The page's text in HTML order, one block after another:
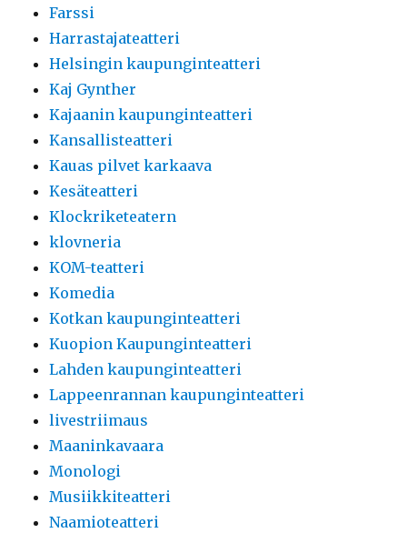
Farssi
Harrastajateatteri
Helsingin kaupunginteatteri
Kaj Gynther
Kajaanin kaupunginteatteri
Kansallisteatteri
Kauas pilvet karkaava
Kesäteatteri
Klockriketeatern
klovneria
KOM-teatteri
Komedia
Kotkan kaupunginteatteri
Kuopion Kaupunginteatteri
Lahden kaupunginteatteri
Lappeenrannan kaupunginteatteri
livestriimaus
Maaninkavaara
Monologi
Musiikkiteatteri
Naamioteatteri